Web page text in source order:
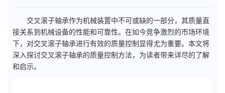
交叉滚子轴承作为机械装置中不可或缺的一部分，其质量直
接关系到机械设备的性能和可靠性。在如今竞争激烈的市场环境
下，对交叉滚子轴承进行有效的质量控制显得尤为重要。本文将
深入探讨交叉滚子轴承的质量控制方法，为读者带来详尽的了解
和启示。